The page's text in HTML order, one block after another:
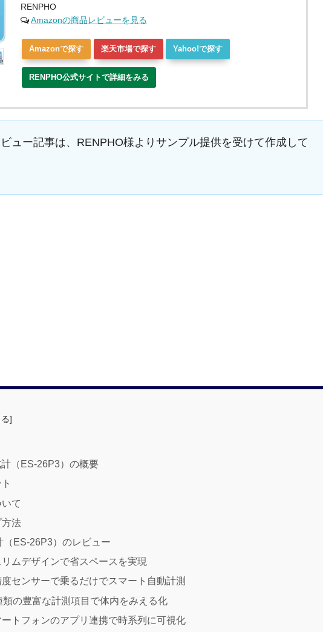
RENPHO
Amazonの商品レビューを見る
Amazonで探す 楽天市場で探す Yahoo!で探す
RENPHO公式サイトで詳細をみる
ュー記事は、RENPHO様よりサンプル提供を受けて作成して
（ES-26P3）の概要
て
方法
（ES-26P3）のレビュー
ムデザインで省スペースを実現
センサーで乗るだけでスマート自動計測
類の豊富な計測項目で体内をみえる化
トフォンのアプリ連携で時系列に可視化